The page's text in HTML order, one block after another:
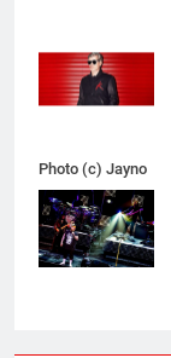
Photo (c) Jayno
Berkhoudt